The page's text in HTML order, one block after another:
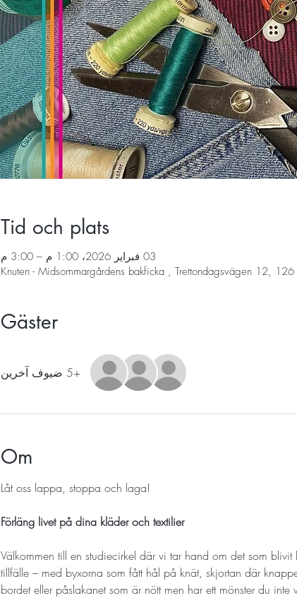
Tid och plats
03 فبراير 2026، 1:00 م – 3:00 م
Knuten - Midsommargårdens bakficka , Trettondagsvägen 12,
Gäster
+5 ضيوف آخرين
Om
Låt oss lappa, stoppa och laga!
Förläng livet på dina kläder och textilier
Välkommen till en studiecirkel där vi tar hand om det som
tillfälle – med byxorna som fått hål på knät, skjortan där
bordet eller påslakanet som är nött men har ett mönster du